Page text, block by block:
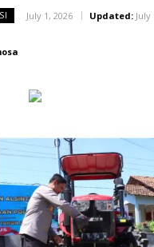
July 1, 2026 Updated: July